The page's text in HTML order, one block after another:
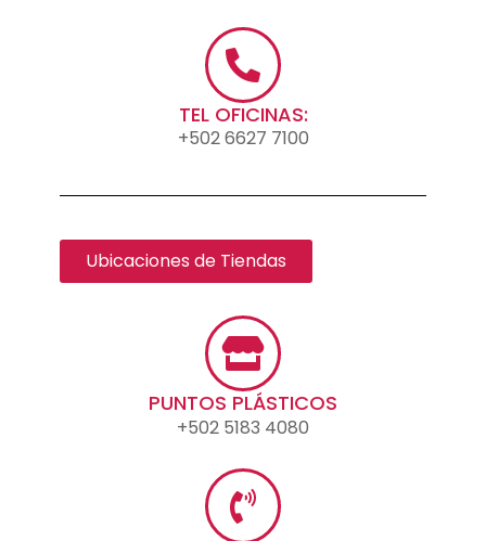
TEL OFICINAS:
+502 6627 7100
Ubicaciones de Tiendas
PUNTOS PLÁSTICOS
+502 5183 4080